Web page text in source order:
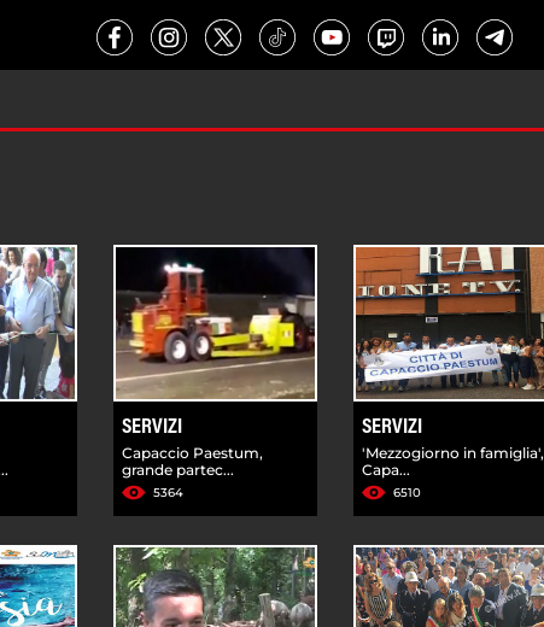
SERVIZI
Capaccio Paestum,
grande partec...
5364
SERVIZI
'Mezzogiorno in famiglia',
Capa...
6510